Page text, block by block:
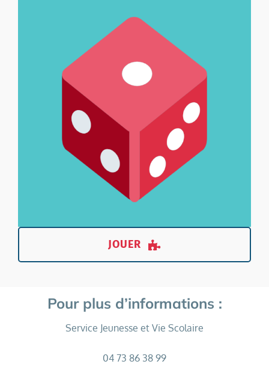
JOUER
Pour plus d’informations :
Service Jeunesse et Vie Scolaire
04 73 86 38 99